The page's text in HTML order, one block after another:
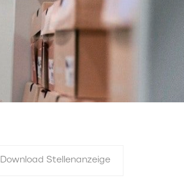
Download Stellenanzeige